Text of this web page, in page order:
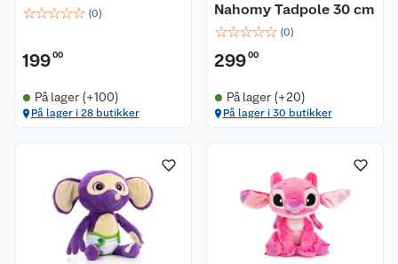
☆☆☆☆☆ (0)
19900
På lager (+100)
På lager i 28 butikker
Nahomy Tadpole 30 cm
☆☆☆☆☆ (0)
29900
På lager (+20)
På lager i 30 butikker